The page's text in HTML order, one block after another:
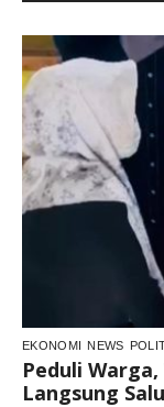
EKONOMI NEWS
Peduli
Langsung